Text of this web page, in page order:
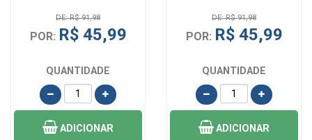
DE: R$ 91,98
POR: R$ 45,99
QUANTIDADE
ADICIONAR
DE: R$ 91,98
POR: R$ 45,99
QUANTIDADE
ADICIONAR